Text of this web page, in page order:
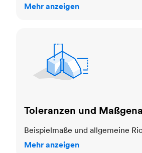
Mehr anzeigen
Toleranzen und
Beispielmaße und allgemeine
Mehr anzeigen